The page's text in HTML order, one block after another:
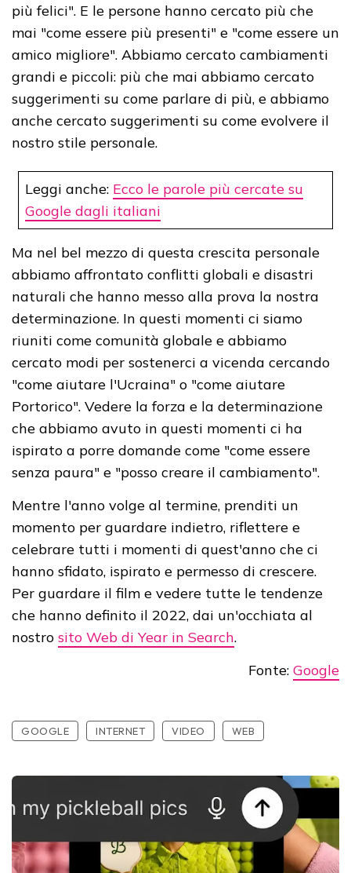
più felici". E le persone hanno cercato più che
mai "come essere più presenti" e "come essere un
amico migliore". Abbiamo cercato cambiamenti
grandi e piccoli: più che mai abbiamo cercato
suggerimenti su come parlare di più, e abbiamo
anche cercato suggerimenti su come evolvere il
nostro stile personale.
Leggi anche: Ecco le parole più cercate su
Google dagli italiani
Ma nel bel mezzo di questa crescita personale
abbiamo affrontato conflitti globali e disastri
naturali che hanno messo alla prova la nostra
determinazione. In questi momenti ci siamo
riuniti come comunità globale e abbiamo
cercato modi per sostenerci a vicenda cercando
"come aiutare l'Ucraina" o "come aiutare
Portorico". Vedere la forza e la determinazione
che abbiamo avuto in questi momenti ci ha
ispirato a porre domande come "come essere
senza paura" e "posso creare il cambiamento".
Mentre l'anno volge al termine, prenditi un
momento per guardare indietro, riflettere e
celebrare tutti i momenti di quest'anno che ci
hanno sfidato, ispirato e permesso di crescere.
Per guardare il film e vedere tutte le tendenze
che hanno definito il 2022, dai un'occhiata al
nostro sito Web di Year in Search.
Fonte: Google
GOOGLE INTERNET VIDEO WEB